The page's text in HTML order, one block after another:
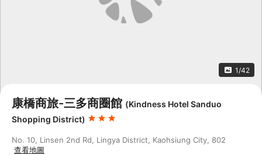
1/42
康橋商旅-三多商圈館 (Kindness Hotel Sanduo
Shopping District)
No. 10, Linsen 2nd Rd, Lingya District, Kaohsiung City, 802
查看地圖